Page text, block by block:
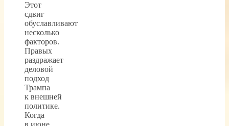
Этот
сдвиг
обуславливают
несколько
факторов.
Правых
раздражает
деловой
подход
Трампа
к внешней
политике.
Когда